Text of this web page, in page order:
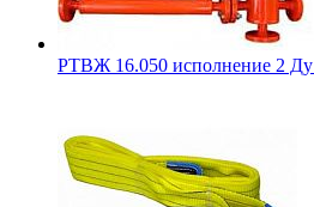
РТВЖ 16.050 исполнение 2